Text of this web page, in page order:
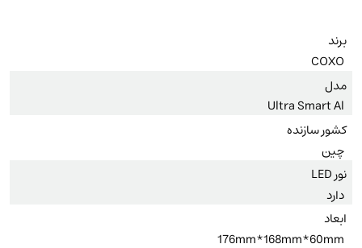
برند
COXO
مدل
Ultra Smart Al
کشور سازنده
چین
نور LED
دارد
ابعاد
176mm*168mm*60mm